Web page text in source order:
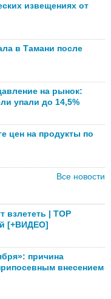
извещениях от
в Тамани после
на рынок:
упали до 14,5%
цен на продукты по
Все новости
взлететь | TOP
[+ВИДЕО]
причина
внесением